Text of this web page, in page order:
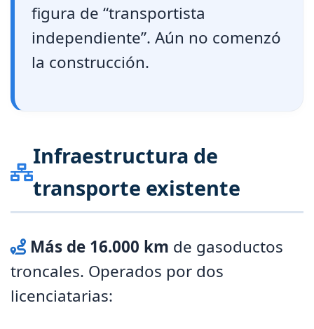
figura de “transportista
independiente”. Aún no comenzó
la construcción.
Infraestructura de
transporte existente
Más de 16.000 km de gasoductos
troncales. Operados por dos
licenciatarias: